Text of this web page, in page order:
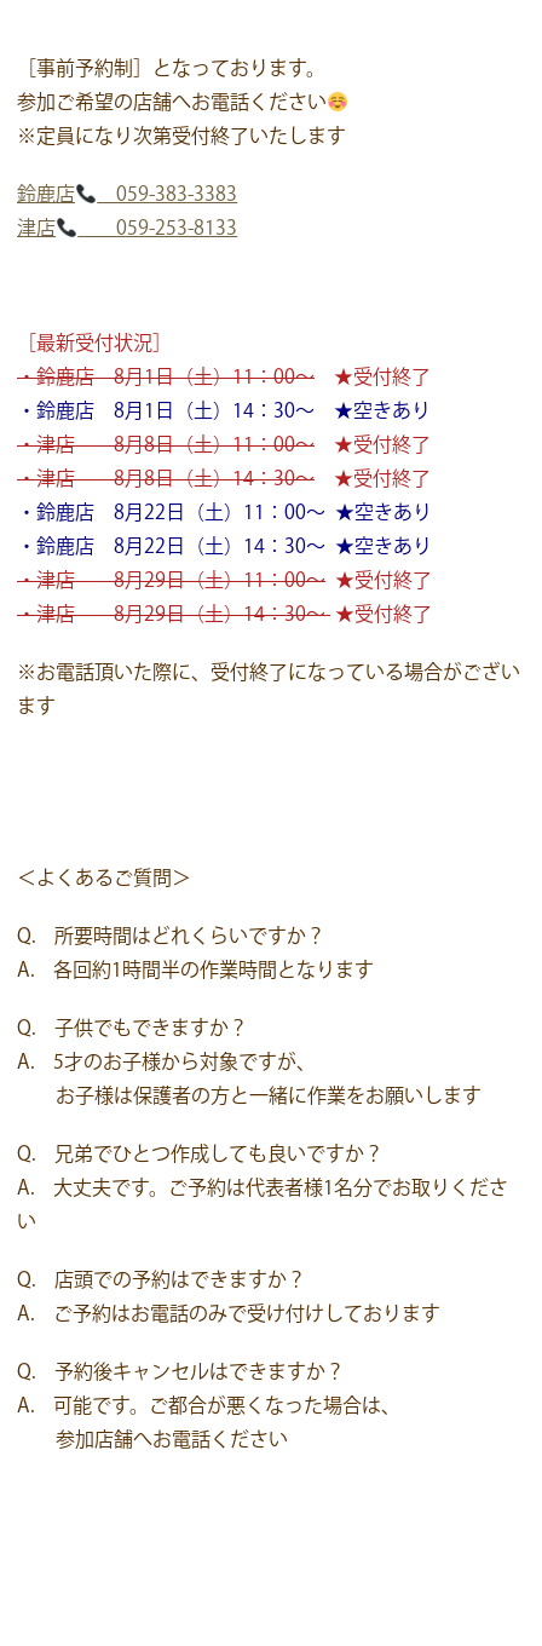
［事前予約制］となっております。
参加ご希望の店舗へお電話ください
※定員になり次第受付終了いたします
鈴鹿店
059-383-3383
津店
059-253-8133
［最新受付状況］
・鈴鹿店 8月1日（土）11：00～ ★受付終了
・鈴鹿店 8月1日（土）14：30～ ★空きあり
・津店 8月8日（土）11：00～ ★受付終了
・津店 8月8日（土）14：30～ ★受付終了
・鈴鹿店 8月22日（土）11：00～ ★空きあり
・鈴鹿店 8月22日（土）14：30～ ★空きあり
・津店 8月29日（土）11：00～ ★受付終了
・津店 8月29日（土）14：30～ ★受付終了
※お電話頂いた際に、受付終了になっている場合がござい
ます
＜よくあるご質問＞
Q. 所要時間はどれくらいですか？
A. 各回約1時間半の作業時間となります
Q. 子供でもできますか？
A. 5才のお子様から対象ですが、
お子様は保護者の方と一緒に作業をお願いします
Q. 兄弟でひとつ作成しても良いですか？
A. 大丈夫です。ご予約は代表者様1名分でお取りくださ
い
Q. 店頭での予約はできますか？
A. ご予約はお電話のみで受け付けしております
Q. 予約後キャンセルはできますか？
A. 可能です。ご都合が悪くなった場合は、
参加店舗へお電話ください